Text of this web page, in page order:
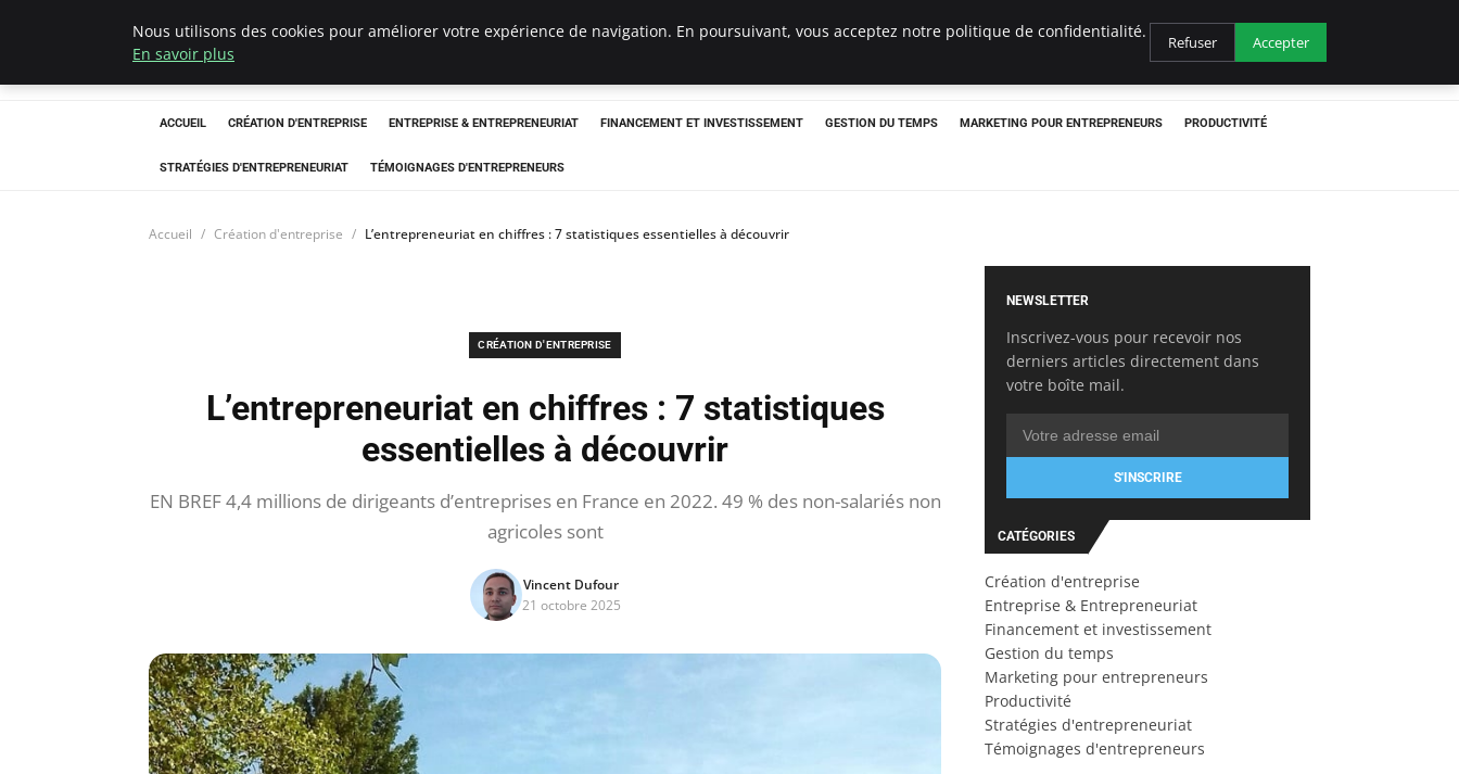
LECFCM
ACCUEIL CRÉATION D'ENTREPRISE ENTREPRISE & ENTREPRENEURIAT FINANCEMENT ET INVESTISSEMENT GESTION DU TEMPS MARKETING POUR ENTREPRENEURS PRODUCTIVITÉ
STRATÉGIES D'ENTREPRENEURIAT TÉMOIGNAGES D'ENTREPRENEURS
Accueil Création d'entreprise L’entrepreneuriat en chiffres : 7 statistiques essentielles à découvrir
CRÉATION D'ENTREPRISE
L’entrepreneuriat en chiffres : 7 statistiques
essentielles à découvrir
EN BREF 4,4 millions de dirigeants d’entreprises en France en 2022. 49 % des non-salariés non
agricoles sont
Vincent Dufour
21 octobre 2025
NEWSLETTER
Inscrivez-vous pour recevoir nos
derniers articles directement dans
votre boîte mail.
S'INSCRIRE
CATÉGORIES
Création d'entreprise
Entreprise & Entrepreneuriat
Financement et investissement
Gestion du temps
Marketing pour entrepreneurs
Productivité
Stratégies d'entrepreneuriat
Témoignages d'entrepreneurs
Nous utilisons des cookies pour améliorer votre expérience de navigation. En poursuivant, vous acceptez notre politique de confidentialité.
En savoir plus
Refuser Accepter